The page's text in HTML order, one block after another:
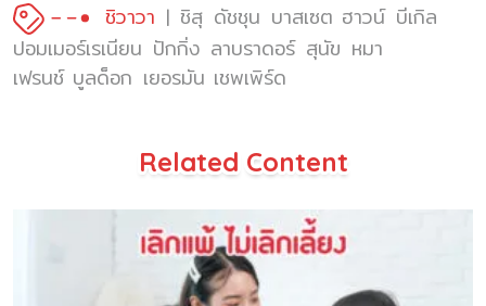
ชิวาวา ชิสุ ดัชชุน บาสเซต ฮาวน์ บีเกิล
ปอมเมอร์เรเนียน ปักกิ่ง ลาบราดอร์ สุนัข หมา
เฟรนช์ บูลด็อก เยอรมัน เชพเพิร์ด
Related Content